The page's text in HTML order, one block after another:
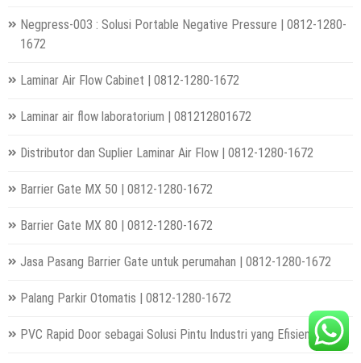
Negpress-003 : Solusi Portable Negative Pressure | 0812-1280-
1672
Laminar Air Flow Cabinet | 0812-1280-1672
Laminar air flow laboratorium | 081212801672
Distributor dan Suplier Laminar Air Flow | 0812-1280-1672
Barrier Gate MX 50 | 0812-1280-1672
Barrier Gate MX 80 | 0812-1280-1672
Jasa Pasang Barrier Gate untuk perumahan | 0812-1280-1672
Palang Parkir Otomatis | 0812-1280-1672
PVC Rapid Door sebagai Solusi Pintu Industri yang Efisien